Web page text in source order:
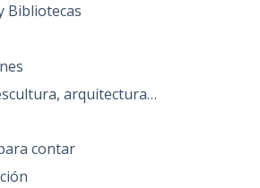
Bibliotecas
arquitectura…
contar